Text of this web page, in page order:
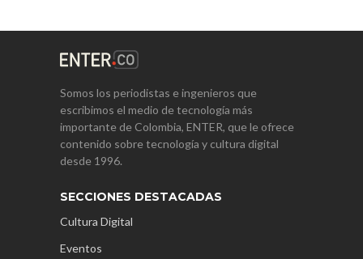
Somos los periodistas e ingenieros que
escribimos el medio de tecnología más
importante de Colombia, ENTER, que le ofrece
contenido sobre tecnología y cultura digital
desde 1996.
SECCIONES DESTACADAS
Cultura Digital
Eventos